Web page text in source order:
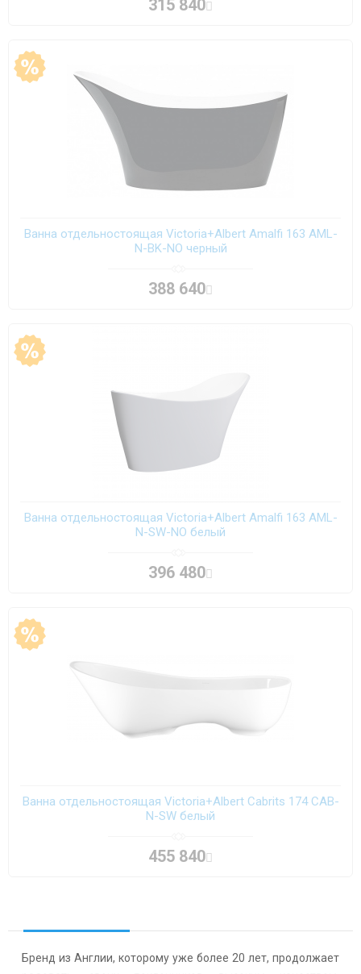
315 840
Ванна отдельностоящая Victoria+Albert Amalfi 163 AML-
N-BK-NO черный
388 640
Ванна отдельностоящая Victoria+Albert Amalfi 163 AML-
N-SW-NO белый
396 480
Ванна отдельностоящая Victoria+Albert Cabrits 174 CAB-
N-SW белый
455 840
Бренд из Англии, которому уже более 20 лет, продолжает